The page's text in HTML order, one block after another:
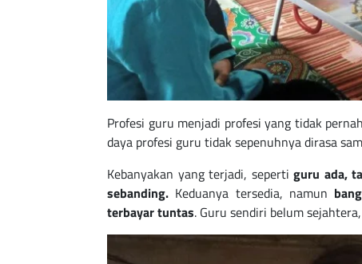
Profesi guru menjadi profesi yang tidak
daya profesi guru tidak sepenuhnya dirasa
Kebanyakan yang terjadi, sepertiguru ada,
sebanding. Keduanya tersedia, namun
terbayar tuntas. Guru sendiri belum